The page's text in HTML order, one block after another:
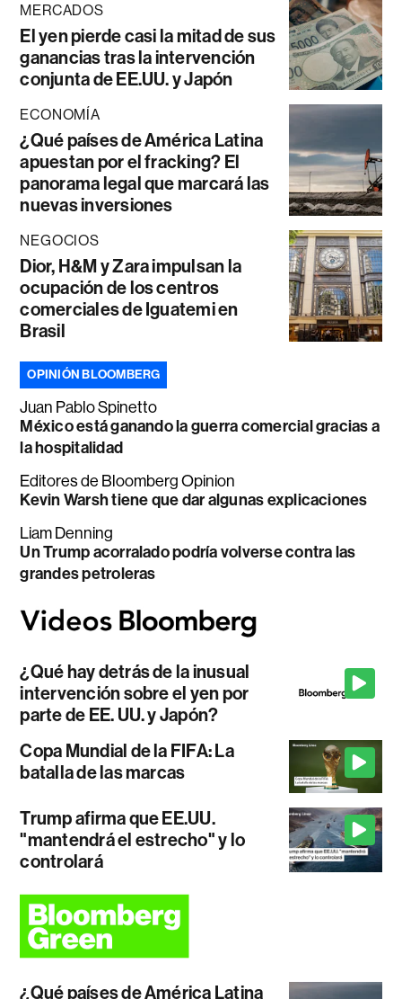
MERCADOS
El yen pierde casi la mitad de sus
ganancias tras la intervención
conjunta de EE.UU. y Japón
ECONOMÍA
¿Qué países de América Latina
apuestan por el fracking? El
panorama legal que marcará las
nuevas inversiones
NEGOCIOS
Dior, H&M y Zara impulsan la
ocupación de los centros
comerciales de Iguatemi en
Brasil
OPINIÓN BLOOMBERG
Juan Pablo Spinetto
México está ganando la guerra comercial gracias a
la hospitalidad
Editores de Bloomberg Opinion
Kevin Warsh tiene que dar algunas explicaciones
Liam Denning
Un Trump acorralado podría volverse contra las
grandes petroleras
¿Qué hay detrás de la inusual
intervención sobre el yen por
parte de EE. UU. y Japón?
Copa Mundial de la FIFA: La
batalla de las marcas
Trump afirma que EE.UU.
"mantendrá el estrecho" y lo
controlará
¿Qué países de América Latina